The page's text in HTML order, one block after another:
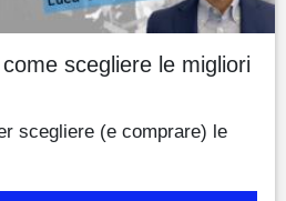
scegliere le migliori
scegliere (e comprare) le